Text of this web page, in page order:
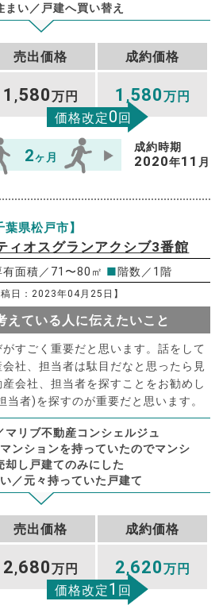
まい／戸建へ買い替え
売出価格 成約価格
1 ,580万円 1 ,580万円
価格改定0回
2ヶ月
成約時期
2020年11 月
葉県松戸市】
ィオスグランアクシブ3番館
有面積／71〜80㎡ ■階数／1階
稿日：2023年04月25日】
えている人に伝えたいこと
すごく重要だと思います。話をして
社、担当者は駄目だなと思ったら見
会社、担当者を探すことをお勧めし
当者)を探すのが重要だと思います。
マリブ不動産コンシェルジュ
ンションを持っていたのでマンシ
却し戸建てのみにした
／元々持っていた戸建て
売出価格 成約価格
2,680万円 2,620万円
価格改定1 回